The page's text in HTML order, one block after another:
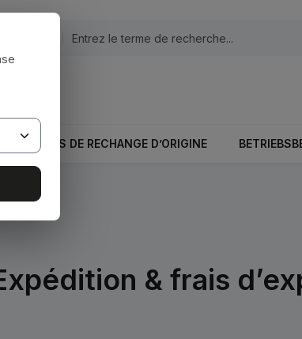
PIÈCES DE RECHANGE D’ORIGINE
& frais